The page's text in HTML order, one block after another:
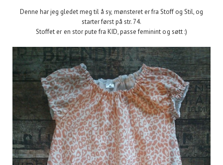
Denne har jeg gledet meg til å sy, mønsteret er fra Stoff og Stil, og
starter først på str. 74.
Stoffet er en stor pute fra KID, passe feminint og søtt :)